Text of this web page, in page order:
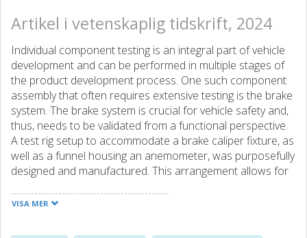
Artikel i vetenskaplig tidskrift, 2024
Individual component testing is an integral part of vehicle
development and can be performed in multiple stages of
the product development process. One such component
assembly that often requires extensive testing is the brake
system. The brake system is crucial for vehicle safety and,
thus, needs to be validated from a functional perspective.
A test rig setup to accommodate a brake caliper fixture, as
well as a funnel housing an anemometer, was purposefully
designed and manufactured. This arrangement allows for
and quantifying mass airflow through the disc. The results
VISA MER